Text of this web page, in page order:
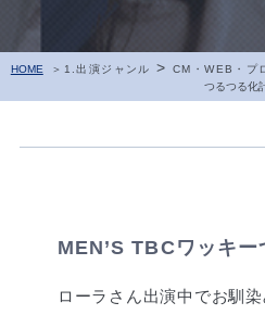
HOME 1.出演ジャンル > CM・WEB・プ
つるつる化
MEN’S TBCワッキ
ローラさん出演中でお馴